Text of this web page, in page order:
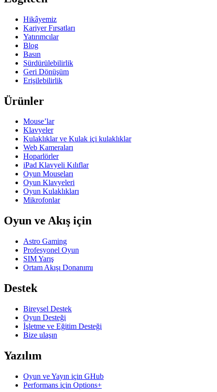
Hikâyemiz
Kariyer Fırsatları
Yatırımcılar
Blog
Basın
Sürdürülebilirlik
Geri Dönüşüm
Erişilebilirlik
Ürünler
Mouse’lar
Klavyeler
Kulaklıklar ve Kulak içi kulaklıklar
Web Kameraları
Hoparlörler
iPad Klavyeli Kılıflar
Oyun Mouseları
Oyun Klavyeleri
Oyun Kulaklıkları
Mikrofonlar
Oyun ve Akış için
Astro Gaming
Profesyonel Oyun
SIM Yarış
Ortam Akışı Donanımı
Destek
Bireysel Destek
Oyun Desteği
İşletme ve Eğitim Desteği
Bize ulaşın
Yazılım
Oyun ve Yayın için GHub
Performans için Options+